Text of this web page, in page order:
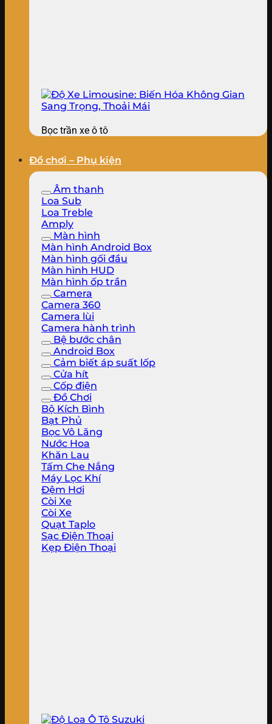
Bọc trần xe ô tô
Đồ chơi – Phụ kiện
Âm thanh
Loa Sub
Loa Treble
Amply
Màn hình
Màn hình Android Box
Màn hình gối đầu
Màn hình HUD
Màn hình ốp trần
Camera
Camera 360
Camera lùi
Camera hành trình
Bệ bước chân
Android Box
Cảm biết áp suất lốp
Cửa hít
Cốp điện
Đồ Chơi
Bộ Kích Bình
Bạt Phủ
Bọc Vô Lăng
Nước Hoa
Khăn Lau
Tấm Che Nắng
Máy Lọc Khí
Đệm Hơi
Còi Xe
Còi Xe
Quạt Taplo
Sạc Điện Thoại
Kẹp Điện Thoại